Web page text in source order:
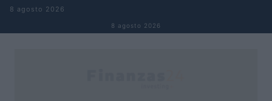
Saltar al contenido
8 agosto 2026
8 agosto 2026